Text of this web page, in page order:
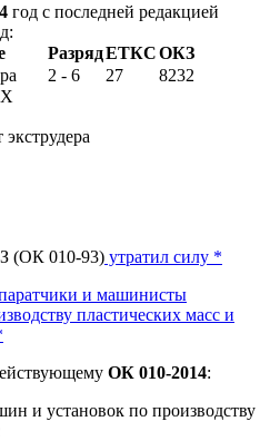
год с последней редакцией
РазрядЕТКСОКЗ
2 - 6 27
8232
X
(ОК 010-93) утратил силу *
и машинисты
пластических масс и
ОК 010-2014:
и установок по производству